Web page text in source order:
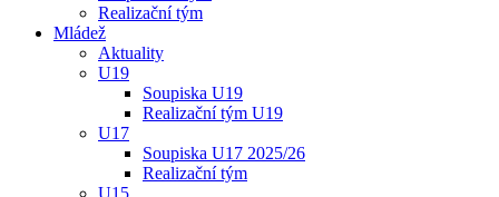
Realizační tým
Mládež
Aktuality
U19
Soupiska U19
Realizační tým U19
U17
Soupiska U17 2025/26
Realizační tým
U15